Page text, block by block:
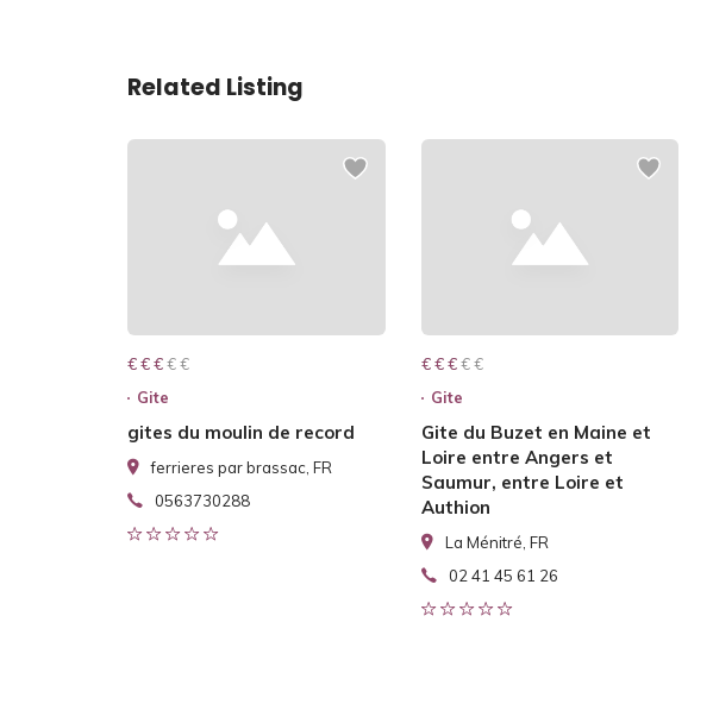
Related Listing
€ € € € €
€ € €
Gite
gites du moulin de record
ferrieres par brassac, FR
0563730288
€ € € € €
€ € €
Gite
Gite du Buzet en Maine et
Loire entre Angers et
Saumur, entre Loire et
Authion
La Ménitré, FR
02 41 45 61 26